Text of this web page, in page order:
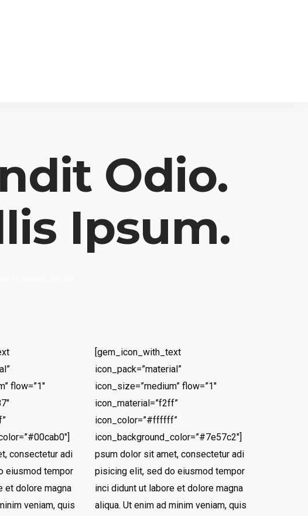
Odio.
Ipsum.
flow=”1″
consectetur adi
eiusmod tempor
et dolore magna
veniam, quis
[gem_icon_with_text
icon_pack=”material”
icon_size=”medium” flow=”1″
icon_material=”f2ff”
icon_color=”#ffffff”
icon_background_color=”#7e57c2″]
psum dolor sit amet, consectetur adi
pisicing elit, sed do eiusmod tempor
inci didunt ut labore et dolore magna
aliqua. Ut enim ad minim veniam, quis